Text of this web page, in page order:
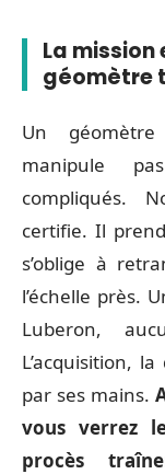
La
géomètre
Un
manipule
compliqués.
certifie. Il
s’oblige à
l’échelle près.
Luberon,
L’acquisition,
par ses mains.
vous verrez
procès